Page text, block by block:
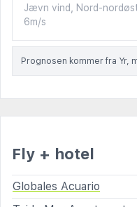
Jævn vind, Nord-
6m/s
Prognosen kommer fra Yr,
Fly + hotel
Globales Acuario